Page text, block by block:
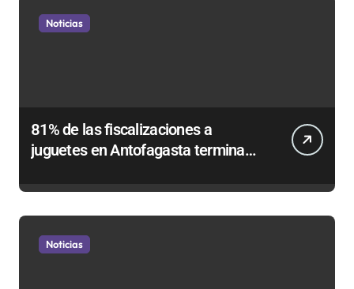
Noticias
81% de las fiscalizaciones a
juguetes en Antofagasta termina
Noticias